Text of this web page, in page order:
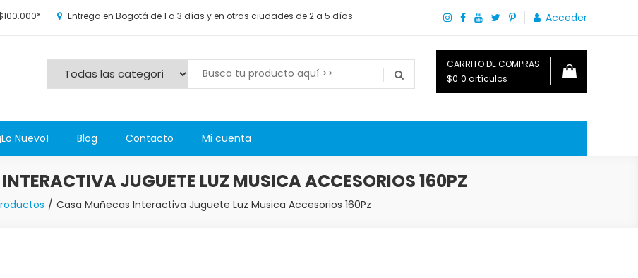
Entrega en Bogotá de 1 a 3 días y en otras ciudades de 2 a 5 días Acceder
CARRITO DE COMPRAS
$0 0 artículos
¡Lo Nuevo! Blog Contacto Mi cuenta
JUGUETE LUZ MUSICA ACCESORIOS 160PZ
Casa Muñecas Interactiva Juguete Luz Musica Accesorios 160Pz